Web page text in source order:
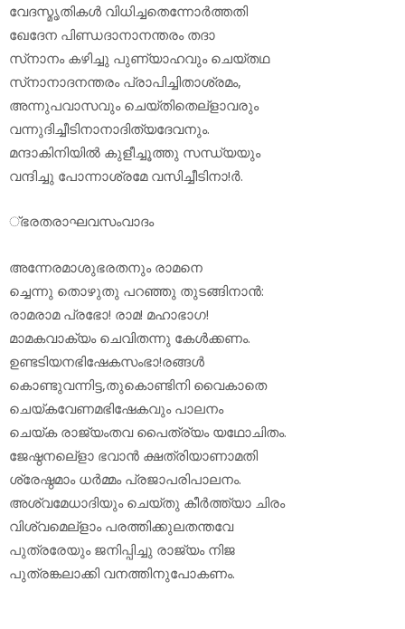
വേദസ്മൃതികള്‍ വിധിച്ചതെന്നോര്‍ത്തതി
ഖേദേന പിണ്ഡദാനാനന്തരം തദാ
സ്‌നാനം കഴിച്ചു പുണ്യാഹവും ചെയ്തഥ
സ്‌നാനാദനന്തരം പ്രാപിച്ചിതാശ്രമം,
അന്നുപവാസവും ചെയ്തിതെല്‌ളാവരും
വന്നുദിച്ചീടിനാനാദിത്യദേവനും.
മന്ദാകിനിയില്‍ കുളീച്ചൂത്തു സന്ധ്യയും
വന്ദിച്ചു പോന്നാശ്രമേ വസിച്ചീടിനാ!ര്‍.
്ഭരതരാഘവസംവാദം
അന്നേരമാശുഭരതനും രാമനെ
ച്ചെന്നു തൊഴുതു പറഞ്ഞു തുടങ്ങിനാന്‍:
രാമരാമ പ്രഭോ! രാമ! മഹാഭാഗ!
മാമകവാക്യം ചെവിതന്നു കേള്‍ക്കണം.
ഉണ്ടടിയനഭിഷേകസംഭാ!രങ്ങള്‍
കൊണ്ടുവന്നിട്ട,തുകൊണ്ടിനി വൈകാതെ
ചെയ്കവേണമഭിഷേകവും പാലനം
ചെയ്ക രാജ്യംതവ പൈത്ര്യം യഥോചിതം.
ജേഷ്ഠനലെ്‌ളാ ഭവാന്‍ ക്ഷത്രിയാണാമതി
ശ്രേഷ്ഠമാം ധര്‍മ്മം പ്രജാപരിപാലനം.
അശ്വമേധാദിയും ചെയ്തു കീര്‍ത്ത്യാ ചിരം
വിശ്വമെല്‌ളാം പരത്തിക്കുലതന്തവേ
പുത്രരേയും ജനിപ്പിച്ചു രാജ്യം നിജ
പുത്രങ്കലാക്കി വനത്തിനുപോകണം.